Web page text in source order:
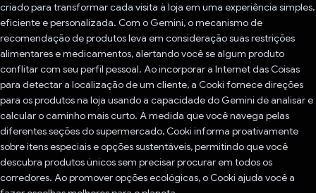
criado para transformar cada visita à loja em uma experiência simples,
eficiente e personalizada. Com o Gemini, o mecanismo de
recomendação de produtos leva em consideração suas restrições
alimentares e medicamentos, alertando você se algum produto
conflitar com seu perfil pessoal. Ao incorporar a Internet das Coisas
para detectar a localização de um cliente, a Cooki fornece direções
para os produtos na loja usando a capacidade do Gemini de analisar e
calcular o caminho mais curto. À medida que você navega pelas
diferentes seções do supermercado, Cooki informa proativamente
sobre itens especiais e opções sustentáveis, permitindo que você
descubra produtos únicos sem precisar procurar em todos os
corredores. Ao promover opções ecológicas, o Cooki ajuda você a